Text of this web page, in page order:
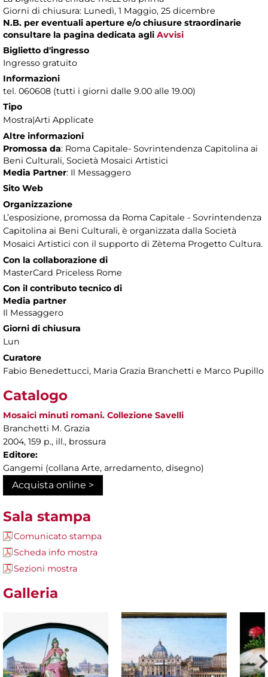
Giorni di chiusura: Lunedì, 1 Maggio, 25 dicembre
N.B. per eventuali aperture e/o chiusure straordinarie
consultare la pagina dedicata agli Avvisi
Biglietto d'ingresso
Ingresso gratuito
Informazioni
tel. 060608 (tutti i giorni dalle 9.00 alle 19.00)
Tipo
Mostra|Arti Applicate
Altre informazioni
Promossa da: Roma Capitale- Sovrintendenza Capitolina ai
Beni Culturali, Società Mosaici Artistici
Media Partner: Il Messaggero
Sito Web
Organizzazione
L’esposizione, promossa da Roma Capitale - Sovrintendenza
Capitolina ai Beni Culturali, è organizzata dalla Società
Mosaici Artistici con il supporto di Zètema Progetto Cultura.
Con la collaborazione di
MasterCard Priceless Rome
Con il contributo tecnico di
Media partner
Il Messaggero
Giorni di chiusura
Lun
Curatore
Fabio Benedettucci, Maria Grazia Branchetti e Marco Pupillo
Catalogo
Mosaici minuti romani. Collezione Savelli
Branchetti M. Grazia
2004, 159 p., ill., brossura
Editore:
Gangemi (collana Arte, arredamento, disegno)
Acquista online >
Sala stampa
Comunicato stampa
Scheda info mostra
Sezioni mostra
Galleria